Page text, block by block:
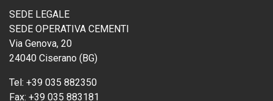
SEDE LEGALE
SEDE OPERATIVA CEMENTI
Via Genova, 20
24040 Ciserano (BG)
Tel: +39 035 882350
Fax: +39 035 883181